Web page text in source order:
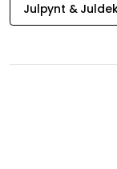
Julpynt &